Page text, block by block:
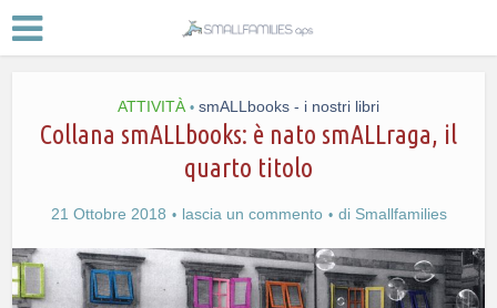
ATTIVITÀ • smALLbooks - i nostri libri
Collana smALLbooks: è nato smALLraga, il
quarto titolo
21 Ottobre 2018 lascia un commento di Smallfamilies